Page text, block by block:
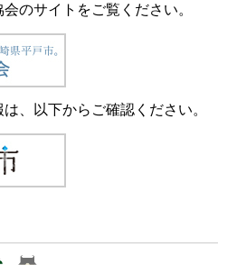
のサイトをご覧ください。
、以下からご確認ください。